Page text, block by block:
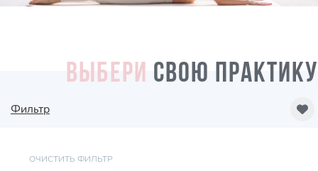
ВЫБЕРИ СВОЮ ПРАКТИКУ
Фильтр
ОЧИСТИТЬ ФИЛЬТР